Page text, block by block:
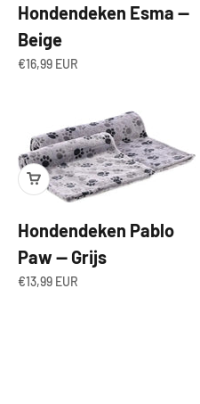
Hondendeken Esma —
Beige
Angebot
€16,99 EUR
Hondendeken Pablo
Paw — Grijs
Angebot
€13,99 EUR